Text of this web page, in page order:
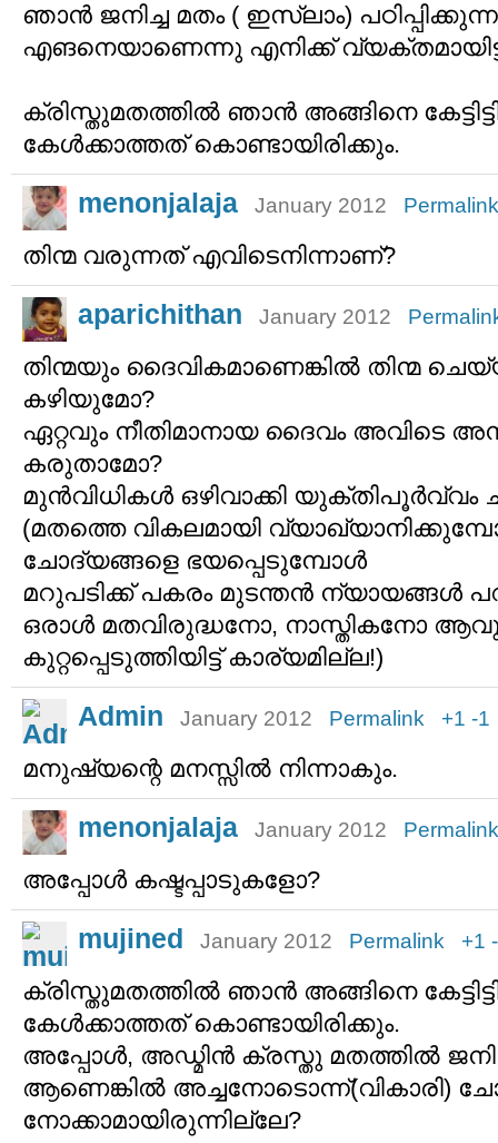
ഞാന്‍ ജനിച്ച മതം ( ഇസ്ലാം)
എങനെയാണെന്നു എനിക്ക്
ക്രിസ്തുമതത്തില്‍ ഞാന്‍ അങ്ങിനെ
കേള്‍ക്കാത്തത് കൊണ്ടായിരിക്കും.
menonjalaja January 2012 Permalink
തിന്മ വരുന്നത് എവിടെനിന്നാണ്?
aparichithan January 2012
തിന്മയും ദൈവികമാണെങ്കില്‍ തിന്മ
കഴിയുമോ?
ഏറ്റവും നീതിമാനായ ദൈവം അവിടെ
കരുതാമോ?
മുന്‍വിധികള്‍ ഒഴിവാക്കി യുക്തിപൂര്‍വ്വം
(മതത്തെ വികലമായി
ചോദ്യങ്ങളെ ഭയപ്പെടുമ്പോള്‍
മറുപടിക്ക് പകരം മുടന്തന്‍ ന്യായങ്ങള്‍
ഒരാള്‍ മതവിരുദ്ധനോ, നാസ്തികനോ
കുറ്റപ്പെടുത്തിയിട്ട് കാര്യമില്ല!)
Admin January 2012 Permalink +1 -1
മനുഷ്യന്റെ മനസ്സില്‍ നിന്നാകും.
menonjalaja January 2012 Permalink
അപ്പോള്‍ കഷ്ടപ്പാടുകളോ?
mujined January 2012 Permalink +1
ക്രിസ്തുമതത്തില്‍ ഞാന്‍ അങ്ങിനെ
കേള്‍ക്കാത്തത് കൊണ്ടായിരിക്കും.
അപ്പോള്‍, അഡ്മിന്‍ ക്രസ്തു മതത്തില്‍
ആണെങ്കില്‍ അച്ചനോടൊന്ന്(വികാരി)
നോക്കാമായിരുന്നില്ലേ?